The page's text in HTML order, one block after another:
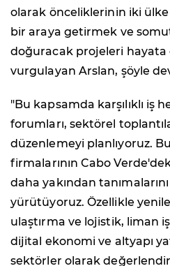
olarak önceliklerinin iki ülke
bir araya getirmek ve
doğuracak projeleri
vurgulayan Arslan, şöyle
"Bu kapsamda karşılıklı iş
forumları, sektörel
düzenlemeyi planlıyoruz.
firmalarının Cabo
daha yakından
yürütüyoruz. Özellikle
ulaştırma ve lojistik, liman
dijital ekonomi ve altyapı
sektörler olarak